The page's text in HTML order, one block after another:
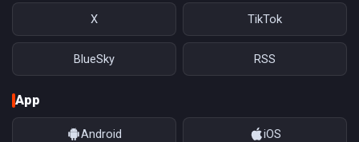
X TikTok
BlueSky RSS
App
Android iOS